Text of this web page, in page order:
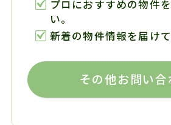
プロにおすすめの物件
い。
新着の物件情報を届けて
その他お問い合